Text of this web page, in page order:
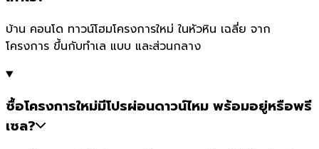
บ้าน คอนโด ทาวน์โฮมโครงการใหม่ ในหัวหิน เฉลี่ย จาก
โครงการ ขึ้นกับทำเล แบบ และส่วนกลาง
ซื้อโครงการใหม่มีโปรผ่อนดาวน์ไหม พร้อมอยู่หรือพรี
เซล?